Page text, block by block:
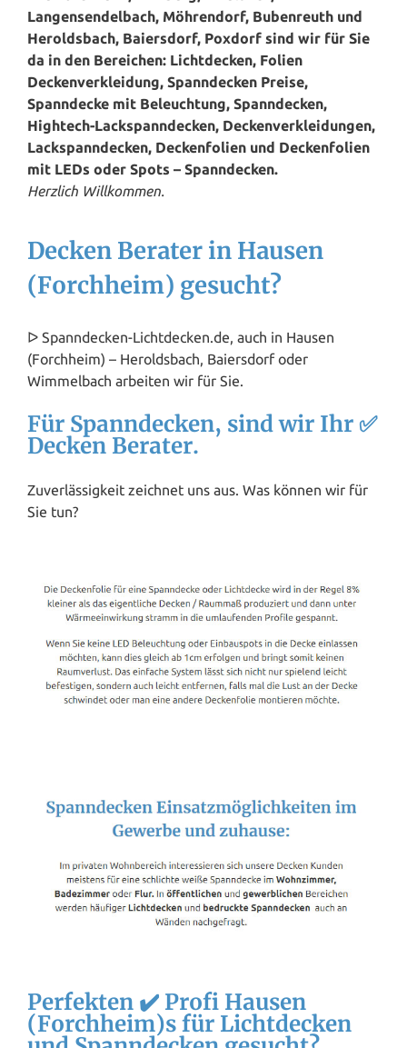
Langensendelbach, Möhrendorf, Bubenreuth und
Heroldsbach, Baiersdorf, Poxdorf sind wir für Sie
da in den Bereichen: Lichtdecken, Folien
Deckenverkleidung, Spanndecken Preise,
Spanndecke mit Beleuchtung, Spanndecken,
Hightech-Lackspanndecken, Deckenverkleidungen,
Lackspanndecken, Deckenfolien und Deckenfolien
mit LEDs oder Spots – Spanndecken.
Herzlich Willkommen.
Decken Berater in Hausen
(Forchheim) gesucht?
ᐅ Spanndecken-Lichtdecken.de, auch in Hausen
(Forchheim) – Heroldsbach, Baiersdorf oder
Wimmelbach arbeiten wir für Sie.
Für Spanndecken, sind wir Ihr ✅
Decken Berater.
Zuverlässigkeit zeichnet uns aus. Was können wir für
Sie tun?
Perfekten ✔️ Profi Hausen
(Forchheim)s für Lichtdecken